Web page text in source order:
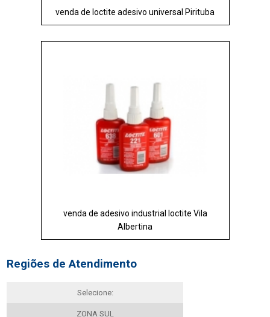
venda de loctite adesivo universal Pirituba
venda de adesivo industrial loctite Vila
Albertina
Regiões de Atendimento
Selecione:
ZONA SUL